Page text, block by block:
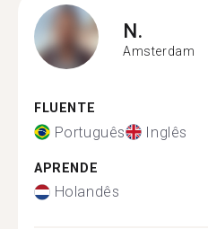
N.
Amsterdam
FLUENTE
Português Inglês
APRENDE
Holandês